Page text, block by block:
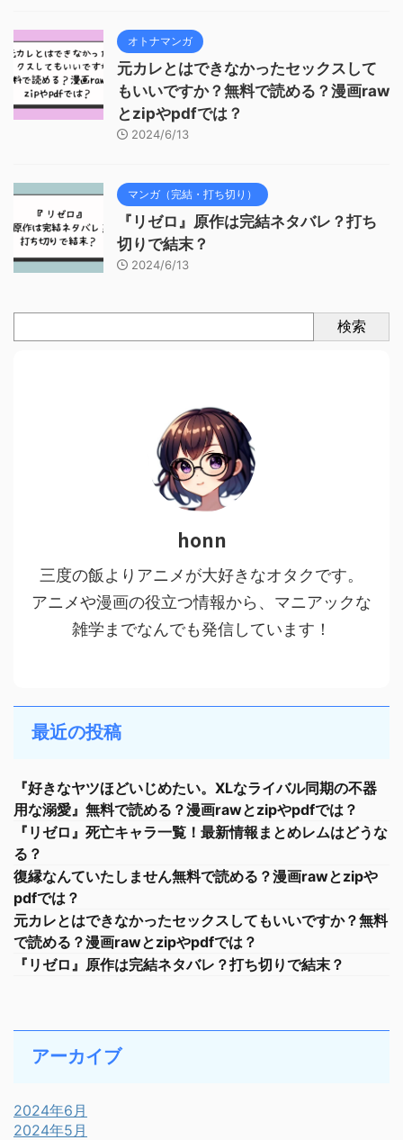
オトナマンガ
元カレとはできなかったセックスして
もいいですか？無料で読める？漫画raw
とzipやpdfでは？
2024/6/13
マンガ（完結・打ち切り）
『リゼロ』原作は完結ネタバレ？打ち
切りで結末？
2024/6/13
検索
honn
三度の飯よりアニメが大好きなオタクです。
アニメや漫画の役立つ情報から、マニアックな
雑学までなんでも発信しています！
最近の投稿
『好きなヤツほどいじめたい。XLなライバル同期の不器
用な溺愛』無料で読める？漫画rawとzipやpdfでは？
『リゼロ』死亡キャラ一覧！最新情報まとめレムはどうな
る？
復縁なんていたしません無料で読める？漫画rawとzipや
pdfでは？
元カレとはできなかったセックスしてもいいですか？無料
で読める？漫画rawとzipやpdfでは？
『リゼロ』原作は完結ネタバレ？打ち切りで結末？
アーカイブ
2024年6月
2024年5月